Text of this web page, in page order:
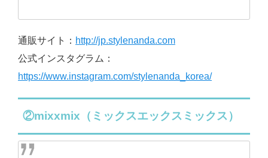
通販サイト： http://jp.stylenanda.com
公式インスタグラム：
https://www.instagram.com/stylenanda_korea/
②mixxmix（ミックスエックスミックス）